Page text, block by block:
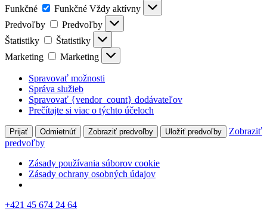
Funkčné
Funkčné Vždy aktívny
Predvoľby
Predvoľby
Štatistiky
Štatistiky
Marketing
Marketing
Spravovať možnosti
Správa služieb
Spravovať {vendor_count} dodávateľov
Prečítajte si viac o týchto účeloch
Prijať Odmietnúť Zobraziť predvoľby Uložiť predvoľby
Zobraziť
predvoľby
Zásady používania súborov cookie
Zásady ochrany osobných údajov
+421 45 674 24 64